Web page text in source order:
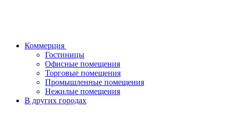
Коммерция
Гостиницы
Офисные помещения
Торговые помещения
Промышленные помещения
Нежилые помещения
В других городах